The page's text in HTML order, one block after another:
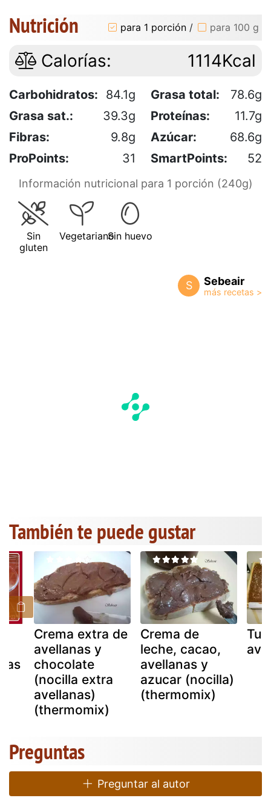
Nutrición para 1 porción / para 100 g
Calorías: 1114Kcal
Carbohidratos: 84.1g Grasa total:
78.6g
Grasa sat.:
39.3g Proteínas:
11.7g
Fibras:
9.8g Azúcar:
68.6g
ProPoints:
31 SmartPoints: 52
Información nutricional para 1 porción (240g)
Sin
gluten
VegetarianoSin huevo
S Sebeair
También te puede gustar
Crema extra de
avellanas y
chocolate
(nocilla extra
avellanas)
(thermomix)
Crema de
leche, cacao,
avellanas y
azucar (nocilla)
(thermomix)
Preguntas
Preguntar al autor